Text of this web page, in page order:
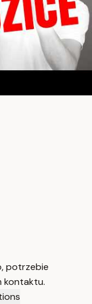
potrzebie
kontaktu.